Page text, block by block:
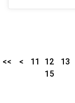
<< < 11 12 13
15